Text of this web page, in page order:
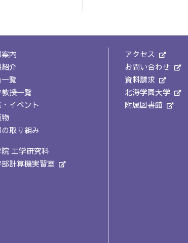
内
介
覧
授一覧
イベント
取り組み
工学研究科
計算機実習室
アクセス
お問い合わせ
資料請求
北海学園大学
附属図書館